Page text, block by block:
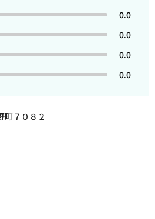
0.0
0.0
0.0
0.0
町７０８２